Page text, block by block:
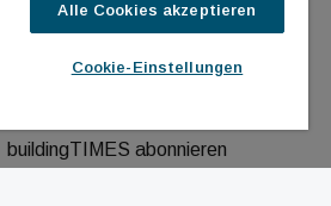
ICH MÖCHTE ...
buildingTIMES abonnieren
Alle Cookies akzeptieren
Cookie-Einstellungen